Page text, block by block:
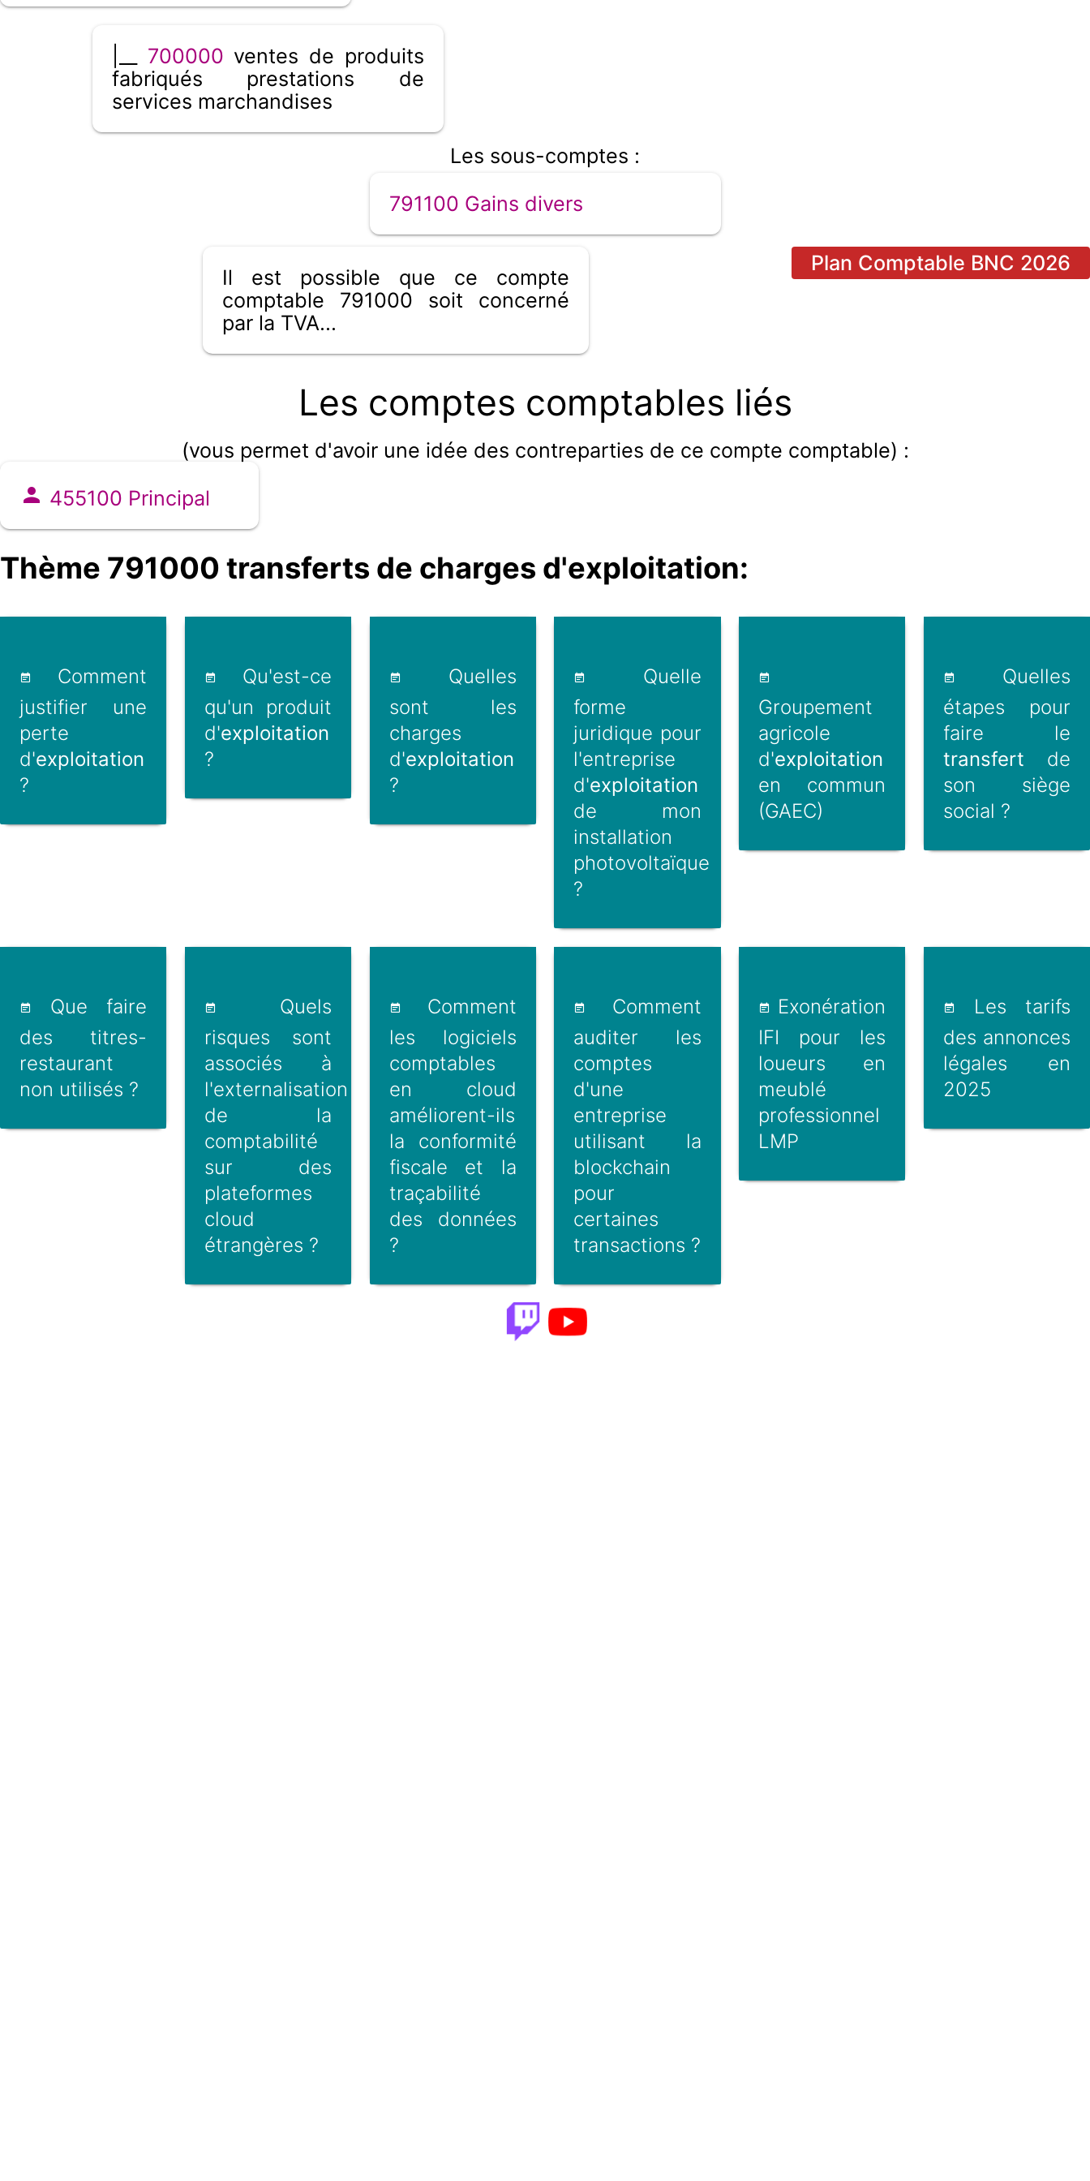
700000 ventes de produits
fabriqués prestations de
services marchandises
Les sous-comptes :
791100 Gains divers
Plan Comptable BNC 2026
Il est possible que ce compte
comptable 791000 soit concerné
par la TVA...
Les comptes comptables liés
(vous permet d'avoir une idée des contreparties de ce compte comptable) :
455100 Principal
Thème 791000 transferts de charges d'exploitation:
Comment
justifier une
perte
d'exploitation
?
Qu'est-ce
qu'un produit
d'exploitation
?
Quelles
sont les
charges
d'exploitation
?
Quelle
forme
juridique pour
l'entreprise
d'exploitation
de mon
installation
photovoltaïque
?
Groupement
agricole
d'exploitation
en commun
(GAEC)
Quelles
étapes pour
faire le
transfert de
son siège
social ?
Que faire
des titres-
restaurant
non utilisés ?
Quels
risques sont
associés à
l'externalisation
de la
comptabilité
sur des
plateformes
cloud
étrangères ?
Comment
les logiciels
comptables
en cloud
améliorent-ils
la conformité
fiscale et la
traçabilité
des données
?
Comment
auditer les
comptes
d'une
entreprise
utilisant la
blockchain
pour
certaines
transactions ?
Exonération
IFI pour les
loueurs en
meublé
professionnel
LMP
Les tarifs
des annonces
légales en
2025